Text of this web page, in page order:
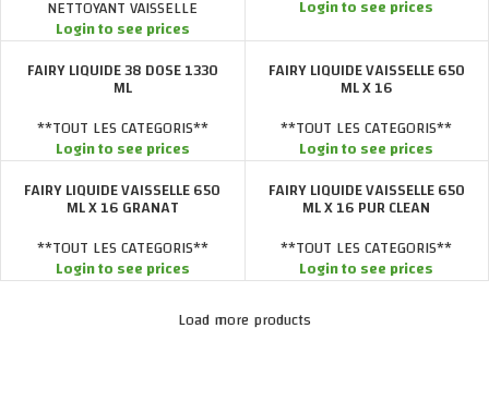
NETTOYANT VAISSELLE
Login to see prices
Login to see prices
FAIRY LIQUIDE 38 DOSE 1330
ML
**TOUT LES CATEGORIS**
Login to see prices
FAIRY LIQUIDE VAISSELLE 650
ML X 16
**TOUT LES CATEGORIS**
Login to see prices
FAIRY LIQUIDE VAISSELLE 650
ML X 16 GRANAT
**TOUT LES CATEGORIS**
Login to see prices
FAIRY LIQUIDE VAISSELLE 650
ML X 16 PUR CLEAN
**TOUT LES CATEGORIS**
Login to see prices
Load more products